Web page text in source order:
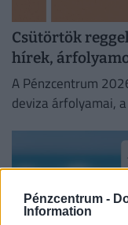
Pénzcentrum -
Information
Csütörtök
hírek,
A Pénzcentrum
deviza árfolyamai,